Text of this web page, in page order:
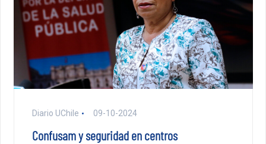
Diario UChile 09-10-2024
Confusam y seguridad en centros